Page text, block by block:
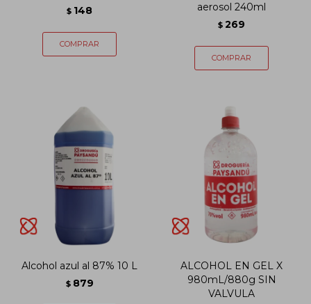
$ 148
aerosol 240ml
$ 269
Alcohol azul al 87% 10 L
$ 879
ALCOHOL EN GEL X
980mL/880g SIN
VALVULA